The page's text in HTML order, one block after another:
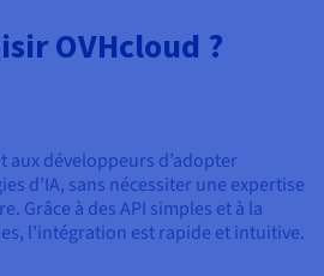
OVHcloud ?
développeurs d’adopter
d’IA, sans nécessiter une expertise
Grâce à des API simples et à la
l’intégration est rapide et intuitive.